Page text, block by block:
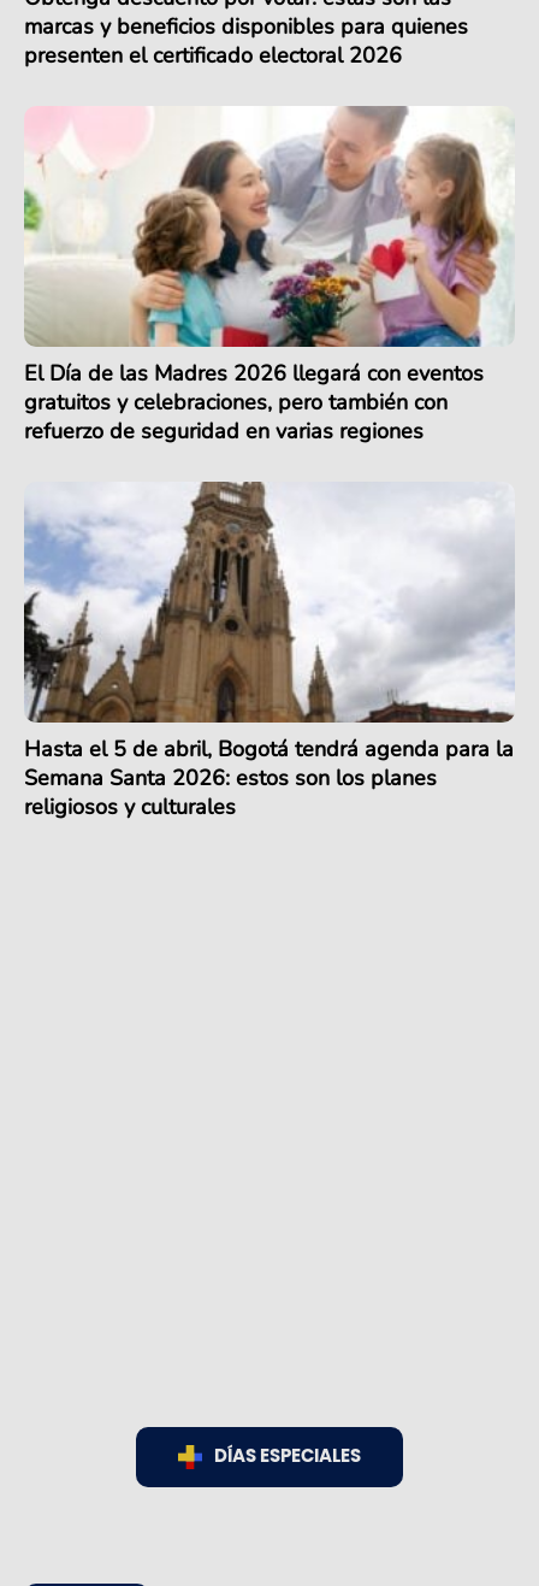
marcas y beneficios disponibles para quienes
presenten el certificado electoral 2026
El Día de las Madres 2026 llegará con eventos
gratuitos y celebraciones, pero también con
refuerzo de seguridad en varias regiones
Hasta el 5 de abril, Bogotá tendrá agenda para la
Semana Santa 2026: estos son los planes
religiosos y culturales
DÍAS ESPECIALES